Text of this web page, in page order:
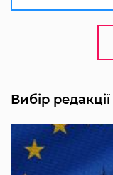
Вибір редакції